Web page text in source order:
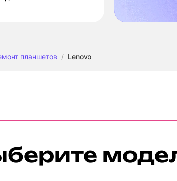
планшетов Lenovo